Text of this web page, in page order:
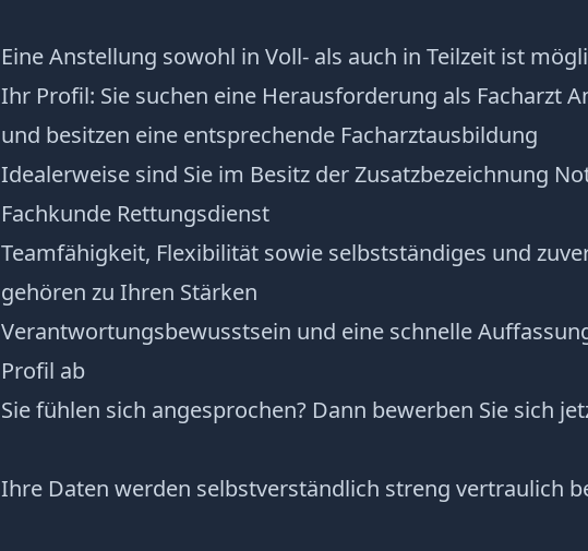
Eine Anstellung sowohl in Voll- als auch in Teilzeit ist
Ihr Profil: Sie suchen eine Herausforderung als Facharzt
und besitzen eine entsprechende Facharztausbildung
Idealerweise sind Sie im Besitz der Zusatzbezeichnung
Fachkunde Rettungsdienst
Teamfähigkeit, Flexibilität sowie selbstständiges und
gehören zu Ihren Stärken
Verantwortungsbewusstsein und eine schnelle
Profil ab
Sie fühlen sich angesprochen? Dann bewerben Sie sich
Ihre Daten werden selbstverständlich streng vertraulich